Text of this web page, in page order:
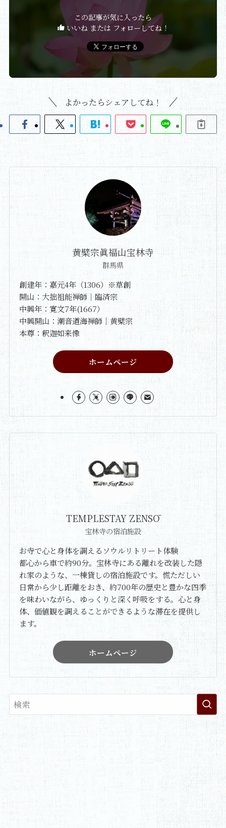
この記事が気に入ったら
いいね または フォローしてね！
よかったらシェアしてね！
黄檗宗眞福山宝林寺
群馬県
創建年：嘉元4年（1306）※草創
開山：大拙祖能禅師｜臨済宗
中興年：寛文7年(1667）
中興開山：潮音道海禅師｜黄檗宗
本尊：釈迦如来像
ホームページ
TEMPLESTAY ZENSŌ
宝林寺の宿泊施設
お寺で心と身体を調えるソウルリトリート体験
都心から車で約90分。宝林寺にある離れを改装した隠
れ家のような、一棟貸しの宿泊施設です。慌ただしい
日常から少し距離をおき、約700年の歴史と豊かな四季
を味わいながら、ゆっくりと深く呼吸をする。心と身
体、価値観を調えることができるような滞在を提供し
ます。
ホームページ